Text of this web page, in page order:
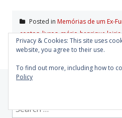
Posted in Memórias de um Ex-
contos,livros,mário-henrique leiria
Privacy & Cookies: This site uses
website, you agree to their use.
To find out more, including how to
Policy